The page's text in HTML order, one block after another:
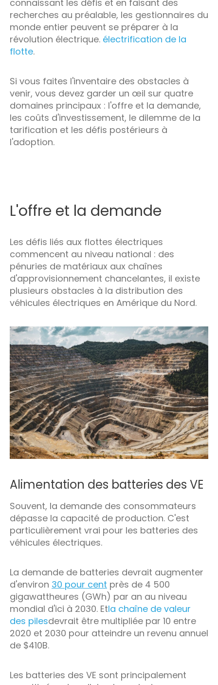
connaissant les défis et en faisant des
recherches au préalable, les gestionnaires du
monde entier peuvent se préparer à la
révolution électrique. électrification de la
flotte.
Si vous faites l'inventaire des obstacles à
venir, vous devez garder un œil sur quatre
domaines principaux : l'offre et la demande,
les coûts d'investissement, le dilemme de la
tarification et les défis postérieurs à
l'adoption.
L'offre et la demande
Les défis liés aux flottes électriques
commencent au niveau national : des
pénuries de matériaux aux chaînes
d'approvisionnement chancelantes, il existe
plusieurs obstacles à la distribution des
véhicules électriques en Amérique du Nord.
Alimentation des batteries des VE
Souvent, la demande des consommateurs
dépasse la capacité de production. C'est
particulièrement vrai pour les batteries des
véhicules électriques.
La demande de batteries devrait augmenter
d'environ 30 pour cent près de 4 500
gigawattheures (GWh) par an au niveau
mondial d'ici à 2030. Etla chaîne de valeur
des pilesdevrait être multipliée par 10 entre
2020 et 2030 pour atteindre un revenu annuel
de $410B.
Les batteries des VE sont principalement